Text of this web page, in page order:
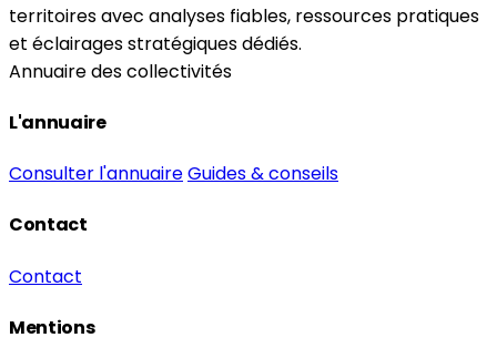
territoires avec analyses fiables, ressources pratiques
et éclairages stratégiques dédiés.
Annuaire des collectivités
L'annuaire
Consulter l'annuaireGuides & conseils
Contact
Contact
Mentions